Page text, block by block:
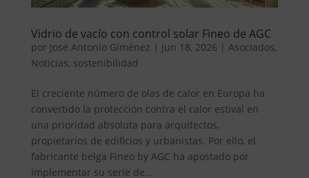
Vidrio de vacío con control solar Fineo de AGC
por José Antonio Giménez | Jun 18, 2026 | Asociados,
Noticias, sostenibilidad
El creciente número de olas de calor en Europa ha
convertido la protección contra el calor estival en
una prioridad absoluta para arquitectos,
propietarios de edificios y urbanistas. Por ello, el
fabricante belga Fineo by AGC ha apostado por
implementar su serie de...